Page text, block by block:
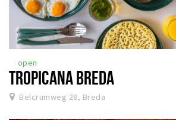
open
TROPICANA BREDA
Belcrumweg 28, Breda